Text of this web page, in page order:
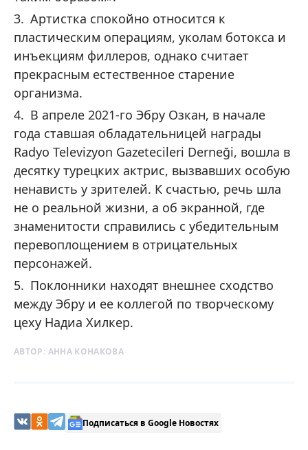
Артистка спокойно относится к
пластическим операциям, уколам ботокса и
инъекциям филлеров, однако считает
прекрасным естественное старение
организма.
В апреле 2021-го Эбру Озкан, в начале
года ставшая обладательницей награды
Radyo Televizyon Gazetecileri Derneği, вошла в
десятку турецких актрис, вызвавших особую
ненависть у зрителей. К счастью, речь шла
не о реальной жизни, а об экранной, где
знаменитости справились с убедительным
перевоплощением в отрицательных
персонажей.
Поклонники находят внешнее сходство
между Эбру и ее коллегой по творческому
цеху Надиа Хилкер.
АВТОР: АННА КОНАКОВА
Подписаться в Google Новостях